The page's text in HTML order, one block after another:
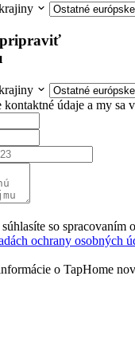
pripraviť
kontaktné údaje a my sa
so spracovaním
ochrany osobných
o TapHome